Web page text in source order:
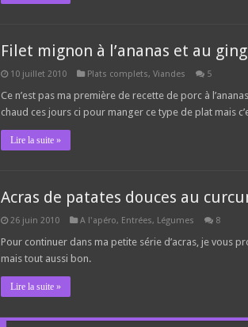
Filet mignon à l’ananas et au
10 juillet 2010 Plats complets, Viandes 5
Ce n’est pas ma première de recette de porc à
chaud ces jours ci pour manger ce type de plat mais
Lire la suite »
Acras de patates douces au
26 juin 2010 A l'apéro, Entrées, Légumes 8
Pour continuer dans ma petite série d’acras, je vous
mais tout aussi bon.
Lire la suite »